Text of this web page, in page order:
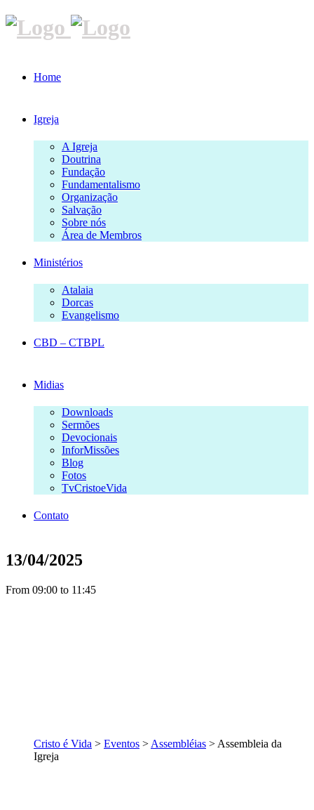
Home
Igreja
A Igreja
Doutrina
Fundação
Fundamentalismo
Organização
Salvação
Sobre nós
Área de Membros
Ministérios
Atalaia
Dorcas
Evangelismo
CBD – CTBPL
Midias
Downloads
Sermões
Devocionais
InforMissões
Blog
Fotos
TvCristoeVida
Contato
13/04/2025
From 09:00 to 11:45
Cristo é Vida > Eventos > Assembléias > Assembleia da
Igreja